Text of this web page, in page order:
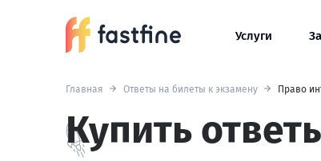
Услуги
Главная Ответы на билеты к экзамену Право
Купить